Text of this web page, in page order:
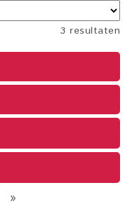
3 resultaten
»